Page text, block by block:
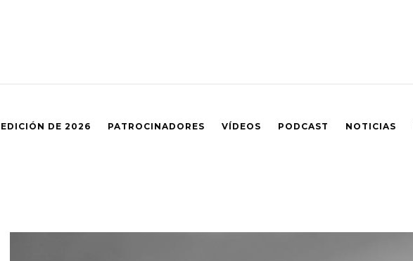
EDICIÓN DE 2026 PATROCINADORES VÍDEOS PODCAST NOTICIAS